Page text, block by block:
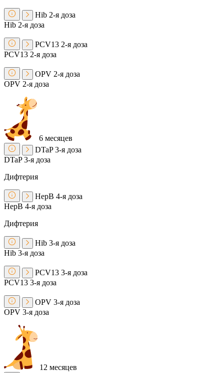
Hib 2-я доза
Hib 2-я доза
PCV13 2-я доза
PCV13 2-я доза
OPV 2-я доза
OPV 2-я доза
6 месяцев
DTaP 3-я доза
DTaP 3-я доза
Дифтерия
HepB 4-я доза
HepB 4-я доза
Дифтерия
Hib 3-я доза
Hib 3-я доза
PCV13 3-я доза
PCV13 3-я доза
OPV 3-я доза
OPV 3-я доза
12 месяцев